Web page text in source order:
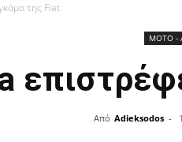
της Fiat
ΜOTO -
Από Adieksodos -